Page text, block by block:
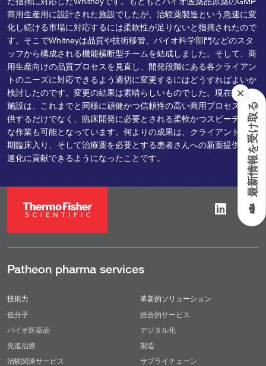
最新情報を受け取る
商用生産用に設計された施設でしたが、治験薬製造という急速に変
化し続ける市場に対応するには柔軟性が足りないと指摘されたので
す。そこでWhitneyは品質や技術移管、バイオ科学部門などのスタ
ッフから構成される機能横断型チームを結成しました。そして、商
用生産向けの品質プロセスを見直し、開発段階にある各クライアン
トのニーズに対応できるよう適切に変更するにはどうすればよいか
検討したのです。変更の結果は素晴らしいものでした。現在、この
施設は、これまでと同様に頑健かつ信頼性の高い商用プロセスを提
供するだけでなく、臨床開発に必要とされる柔軟かつスピーディー
な作業も可能となっています。何よりの成果は、クライアントの早
期臨床入り、そして治療薬を必要とする患者さんへの新薬提供の迅
速化に貢献できるようになったことです。
Patheon pharma services
技術力
低分子
バイオ医薬品
先進治療
治験関連サービス
革新的ソリューション
総合的サービス
デジタル化
製造
サプライチェーン